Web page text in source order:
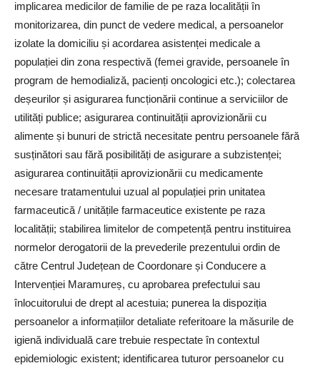
implicarea medicilor de familie de pe raza localității în
monitorizarea, din punct de vedere medical, a persoanelor
izolate la domiciliu și acordarea asistenței medicale a
populației din zona respectivă (femei gravide, persoanele în
program de hemodializă, pacienți oncologici etc.); colectarea
deșeurilor și asigurarea funcționării continue a serviciilor de
utilități publice; asigurarea continuității aprovizionării cu
alimente și bunuri de strictă necesitate pentru persoanele fără
susținători sau fără posibilități de asigurare a subzistenței;
asigurarea continuității aprovizionării cu medicamente
necesare tratamentului uzual al populației prin unitatea
farmaceutică / unitățile farmaceutice existente pe raza
localității; stabilirea limitelor de competență pentru instituirea
normelor derogatorii de la prevederile prezentului ordin de
către Centrul Județean de Coordonare și Conducere a
Intervenției Maramureș, cu aprobarea prefectului sau
înlocuitorului de drept al acestuia; punerea la dispoziția
persoanelor a informațiilor detaliate referitoare la măsurile de
igienă individuală care trebuie respectate în contextul
epidemiologic existent; identificarea tuturor persoanelor cu